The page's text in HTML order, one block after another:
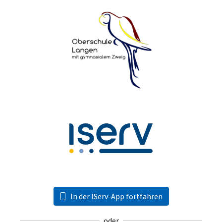
In der IServ-App fortfahren